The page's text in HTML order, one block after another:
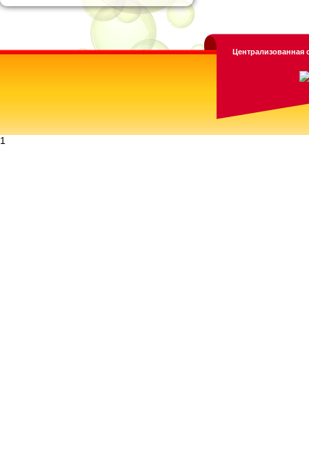
Централизованная
1